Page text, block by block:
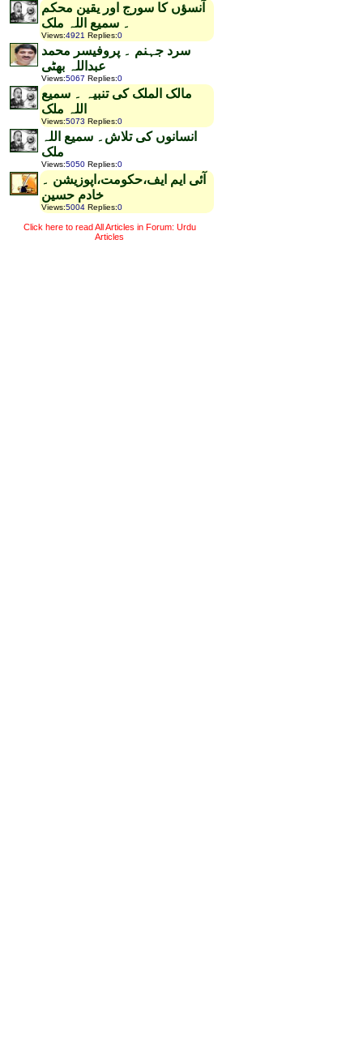
آنسؤں کا سورج اور یقین محکم
۔ سمیع اللہ ملک
Views:4921 Replies:0
سرد جہنم ۔ پروفیسر محمد
عبداللہ بھٹی
Views:5067 Replies:0
مالک الملک کی تنبیہ ۔ سمیع
اللہ ملک
Views:5073 Replies:0
انسانوں کی تلاش۔ سمیع اللہ
ملک
Views:5050 Replies:0
آئی ایم ایف،حکومت،اپوزیشن ۔
خادم حسین
Views:5004 Replies:0
Click here to read All Articles in Forum: Urdu
Articles